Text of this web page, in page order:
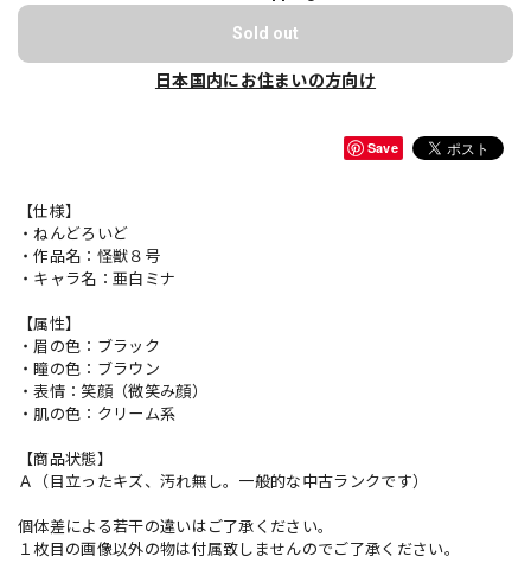
Sold out
日本国内にお住まいの方向け
Save
【仕様】
・ねんどろいど
・作品名：怪獣８号
・キャラ名：亜白ミナ
【属性】
・眉の色：ブラック
・瞳の色：ブラウン
・表情：笑顔（微笑み顔）
・肌の色：クリーム系
【商品状態】
Ａ（目立ったキズ、汚れ無し。一般的な中古ランクです）
個体差による若干の違いはご了承ください。
１枚目の画像以外の物は付属致しませんのでご了承ください。